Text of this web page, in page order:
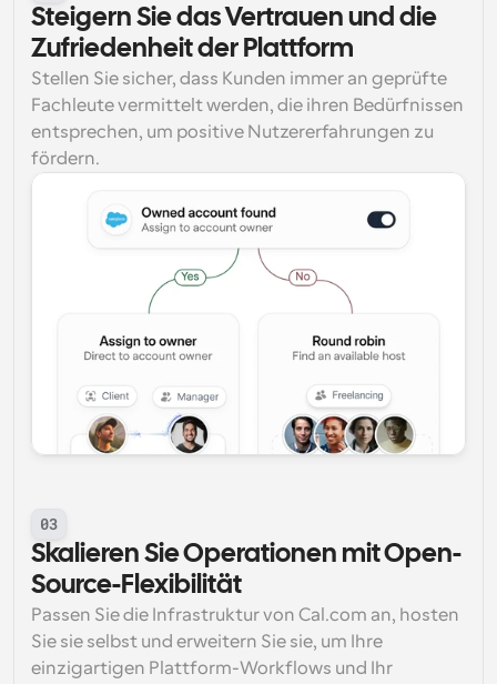
Steigern Sie das Vertrauen und die
Zufriedenheit der Plattform
Stellen Sie sicher, dass Kunden immer an geprüfte
Fachleute vermittelt werden, die ihren Bedürfnissen
entsprechen, um positive Nutzererfahrungen zu
fördern.
03
Skalieren Sie Operationen mit Open-
Source-Flexibilität
Passen Sie die Infrastruktur von Cal.com an, hosten
Sie sie selbst und erweitern Sie sie, um Ihre
einzigartigen Plattform-Workflows und Ihr